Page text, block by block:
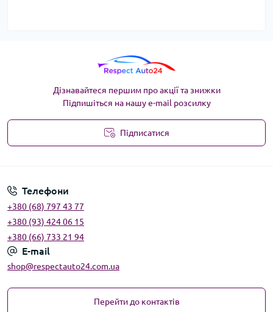
Дізнавайтеся першим про акції та знижки
Підпишіться на нашу e-mail розсилку
Підписатися
Телефони
+380 (68) 797 43 77
+380 (93) 424 06 15
+380 (66) 733 21 94
E-mail
shop@respectauto24.com.ua
Перейти до контактів